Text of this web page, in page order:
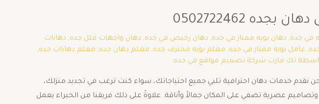
0502722462
في جدة, دهان بويه ممتاز في جده, دهان رخيص في جده, دهان واجهات فلل جده, دهانات
, عامل بويه ممتاز في جده, معلم بويه محترف جده, معلم دهان جده, معلم دهانات جده,
تك مارت شركة تصميم مواقع في جده
نقدم خدمات دهان احترافية تلبي جميع احتياجاتك، سواء كنت ترغب في تجديد منزلك،
عصرية تضفي على المكان جمالاً وأناقة. علاوةً على ذلك فريقنا من الخبراء يعمل